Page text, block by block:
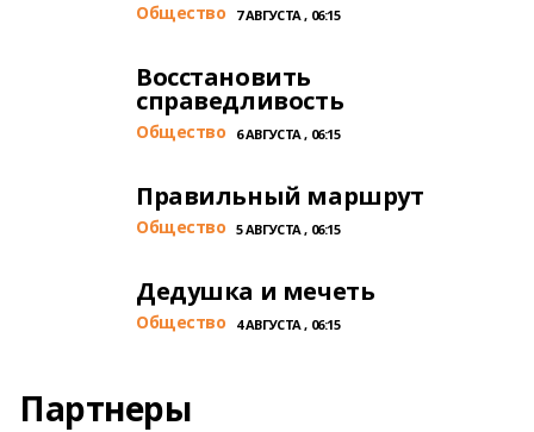
Общество 7 АВГУСТА , 06:15
Восстановить
справедливость
Общество 6 АВГУСТА , 06:15
Правильный маршрут
Общество 5 АВГУСТА , 06:15
Дедушка и мечеть
Общество 4 АВГУСТА , 06:15
Партнеры